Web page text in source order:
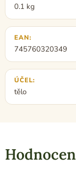
0.1 kg
EAN:
745760320349
ÚČEL:
tělo